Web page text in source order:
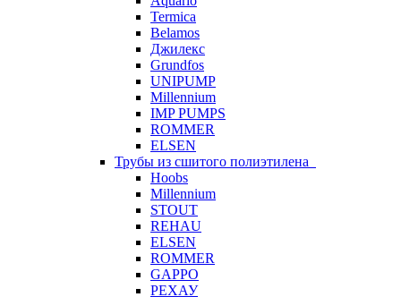
Termica
Belamos
Джилекс
Grundfos
UNIPUMP
Millennium
IMP PUMPS
ROMMER
ELSEN
Трубы из сшитого полиэтилена
Hoobs
Millennium
STOUT
REHAU
ELSEN
ROMMER
GAPPO
РЕХАУ